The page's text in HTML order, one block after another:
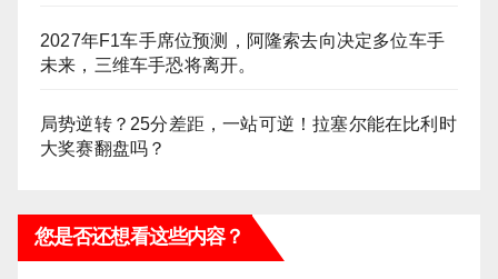
2027年F1车手席位预测，阿隆索去向决定多位车手
未来，三维车手恐将离开。
局势逆转？25分差距，一站可逆！拉塞尔能在比利时
大奖赛翻盘吗？
您是否还想看这些内容？